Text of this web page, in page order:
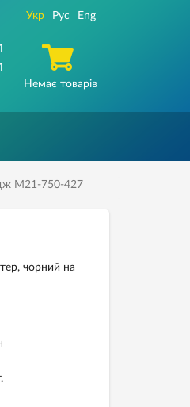
Укр Рус Eng
Немає товарів
M21-750-427
чорний на